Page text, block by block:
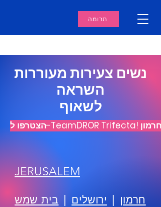
תרומה
נשים צעירות מעוררות
השראה
לשאוף
JERUSALEM
חרמון ירושלים
בית שמש